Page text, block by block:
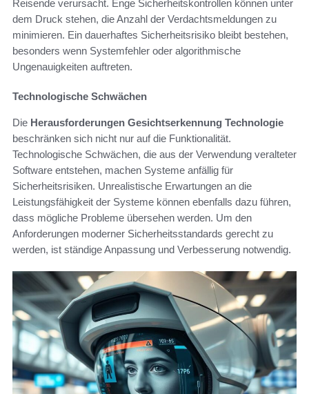
Reisende verursacht. Enge Sicherheitskontrollen können unter
dem Druck stehen, die Anzahl der Verdachtsmeldungen zu
minimieren. Ein dauerhaftes Sicherheitsrisiko bleibt bestehen,
besonders wenn Systemfehler oder algorithmische
Ungenauigkeiten auftreten.
Technologische Schwächen
Die Herausforderungen Gesichtserkennung Technologie
beschränken sich nicht nur auf die Funktionalität.
Technologische Schwächen, die aus der Verwendung veralteter
Software entstehen, machen Systeme anfällig für
Sicherheitsrisiken. Unrealistische Erwartungen an die
Leistungsfähigkeit der Systeme können ebenfalls dazu führen,
dass mögliche Probleme übersehen werden. Um den
Anforderungen moderner Sicherheitsstandards gerecht zu
werden, ist ständige Anpassung und Verbesserung notwendig.